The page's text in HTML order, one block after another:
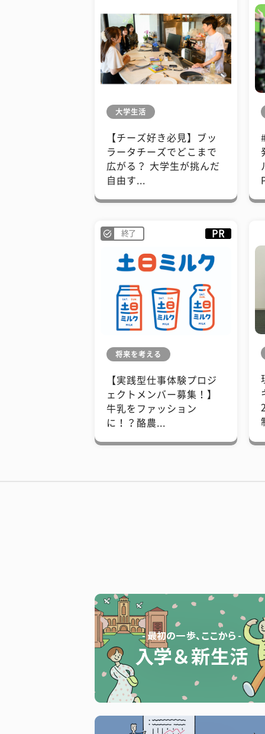
大学生活
【チーズ好き必見】ブッ
ラータチーズでどこまで
広がる？ 大学生が挑んだ
自由す...
終了 PR
将来を考える
【実践型仕事体験プロジ
ェクトメンバー募集！】
牛乳をファッション
に！？酪農...